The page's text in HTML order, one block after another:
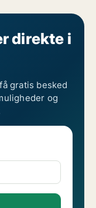
direkte i
gratis besked
og